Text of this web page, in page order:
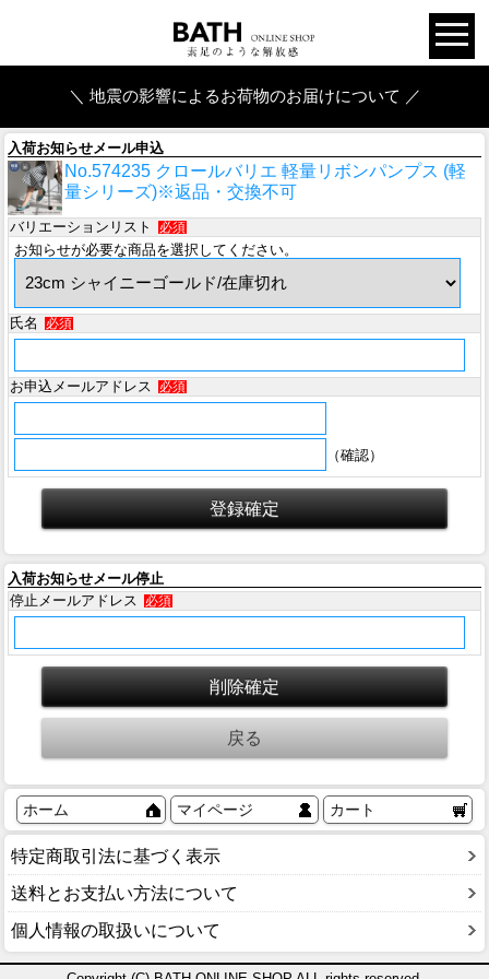
＼ 地震の影響によるお荷物のお届けについて ／
入荷お知らせメール申込
No.574235 クロールバリエ 軽量リボンパンプス (軽
量シリーズ)※返品・交換不可
バリエーションリスト 必須
お知らせが必要な商品を選択してください。
氏名 必須
お申込メールアドレス 必須
（確認）
入荷お知らせメール停止
停止メールアドレス
必須
ホーム マイページ カート
特定商取引法に基づく表示
送料とお支払い方法について
個人情報の取扱いについて